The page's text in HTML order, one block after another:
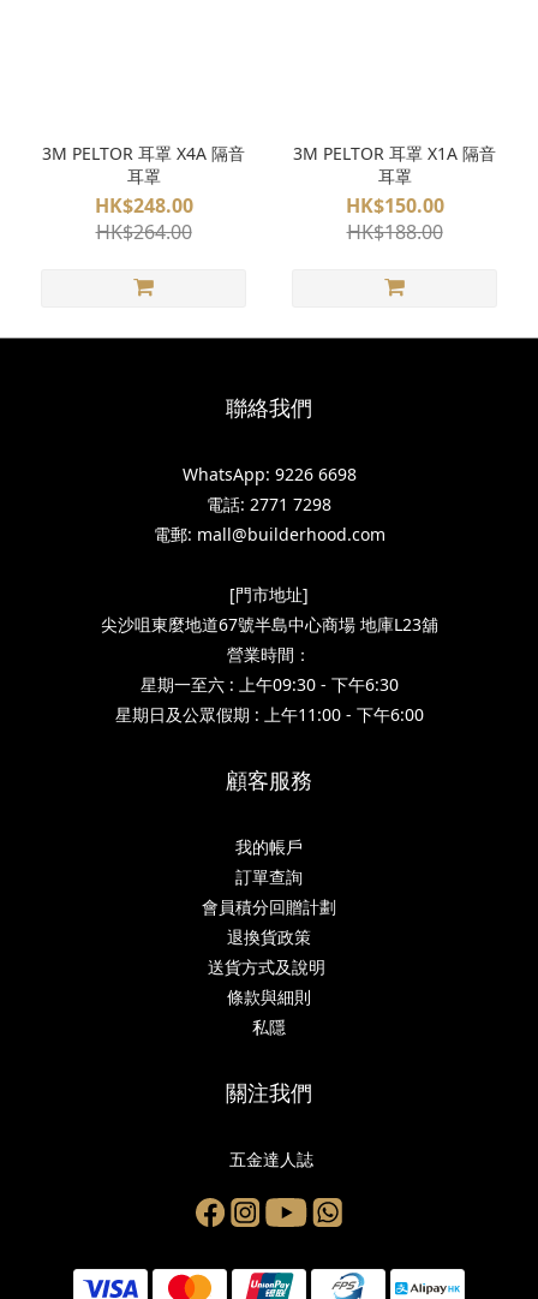
3M PELTOR 耳罩 X4A 隔音
耳罩
HK$248.00
HK$264.00
3M PELTOR 耳罩 X1A 隔音
耳罩
HK$150.00
HK$188.00
聯絡我們
WhatsApp: 9226 6698
電話: 2771 7298
電郵: mall@builderhood.com
[門市地址]
尖沙咀東麼地道67號半島中心商場 地庫L23舖
營業時間：
星期一至六 : 上午09:30 - 下午6:30
星期日及公眾假期 : 上午11:00 - 下午6:00
顧客服務
我的帳戶
訂單查詢
會員積分回贈計劃
退換貨政策
送貨方式及說明
條款與細則
私隱
關注我們
五金達人誌